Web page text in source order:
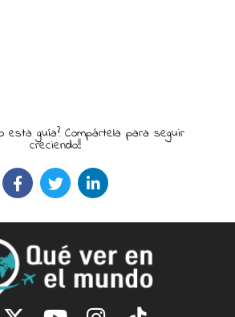
esta guía? Compártela para seguir
creciendo!!